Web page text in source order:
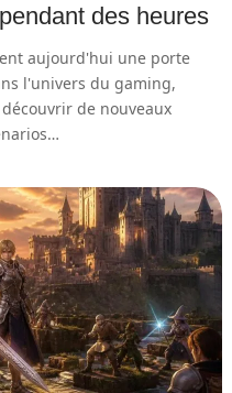
des heures
aujourd'hui une porte
l'univers du gaming,
de nouveaux
…